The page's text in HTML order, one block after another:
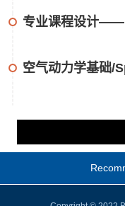
专业课程设计——
空气动力学基础/